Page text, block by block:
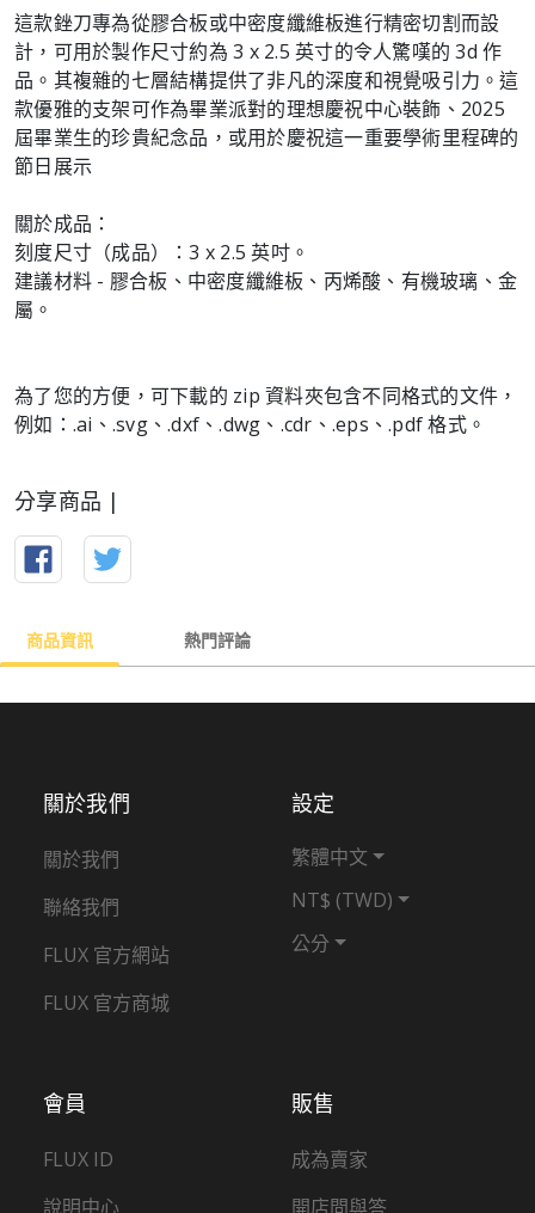
這款銼刀專為從膠合板或中密度纖維板進行精密切割而設
計，可用於製作尺寸約為 3 x 2.5 英寸的令人驚嘆的 3d 作
品。其複雜的七層結構提供了非凡的深度和視覺吸引力。這
款優雅的支架可作為畢業派對的理想慶祝中心裝飾、2025
屆畢業生的珍貴紀念品，或用於慶祝這一重要學術里程碑的
節日展示
關於成品：
刻度尺寸（成品）：3 x 2.5 英吋。
建議材料 - 膠合板、中密度纖維板、丙烯酸、有機玻璃、金
屬。
為了您的方便，可下載的 zip 資料夾包含不同格式的文件，
例如：.ai、.svg、.dxf、.dwg、.cdr、.eps、.pdf 格式。
分享商品 |
商品資訊 熱門評論
販售
成為賣家
開店問與答
會員
FLUX ID
說明中心
關於我們
關於我們
聯絡我們
FLUX 官方網站
FLUX 官方商城
設定
繁體中文
NT$ (TWD)
公分